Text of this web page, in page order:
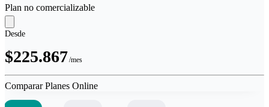
Plan no comercializable
Desde
$225.867/mes
Comparar Planes Online